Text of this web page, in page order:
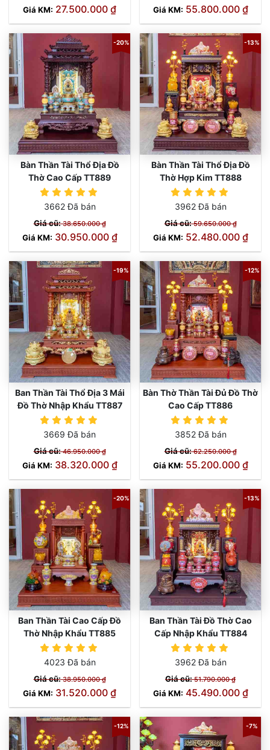
Giá KM: 27.500.000 ₫ Giá KM: 55.800.000 ₫
-20%
Bàn Thần Tài Thổ Địa Đồ
Thờ Cao Cấp TT889
3662 Đã bán
Giá cũ:38.650.000 ₫
Giá KM: 30.950.000 ₫
-13%
Bàn Thần Tài Thổ Địa Đồ
Thờ Hợp Kim TT888
3962 Đã bán
Giá cũ:59.650.000 ₫
Giá KM: 52.480.000 ₫
-19%
Ban Thần Tài Thổ Địa 3 Mái
Đồ Thờ Nhập Khẩu TT887
3669 Đã bán
Giá cũ:46.950.000 ₫
Giá KM: 38.320.000 ₫
-12%
Bàn Thờ Thần Tài Đủ Đồ Thờ
Cao Cấp TT886
3852 Đã bán
Giá cũ:62.250.000 ₫
Giá KM: 55.200.000 ₫
-20%
Ban Thần Tài Cao Cấp Đồ
Thờ Nhập Khẩu TT885
4023 Đã bán
Giá cũ:38.950.000 ₫
Giá KM: 31.520.000 ₫
-13%
Ban Thần Tài Đồ Thờ Cao
Cấp Nhập Khẩu TT884
3962 Đã bán
Giá cũ:51.790.000 ₫
Giá KM: 45.490.000 ₫
-12% -7%